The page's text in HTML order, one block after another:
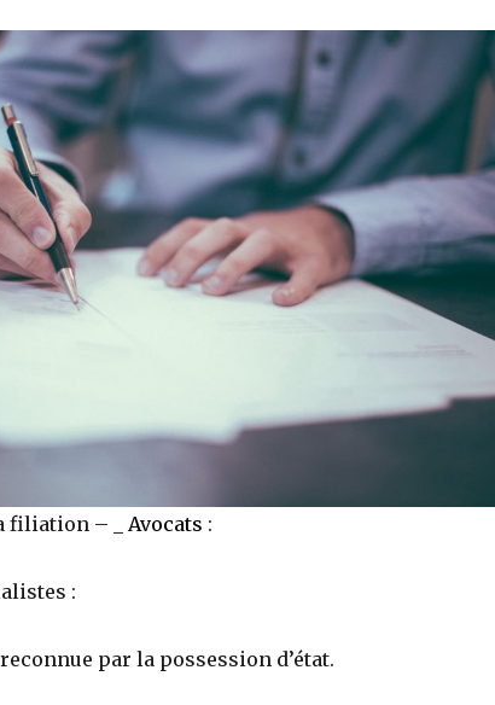
filiation – _ Avocats :
:
par la possession d’état.